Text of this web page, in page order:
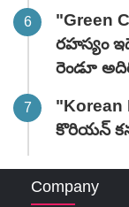
"Green
రహస్యం
రెండూ
"Korean
కొరియన్
Company